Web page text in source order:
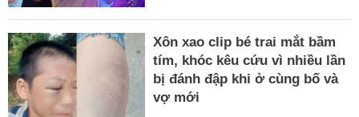
Xôn xao clip bé trai mắt bầm
tím, khóc kêu cứu vì nhiều lần
bị đánh đập khi ở cùng bố và
vợ mới